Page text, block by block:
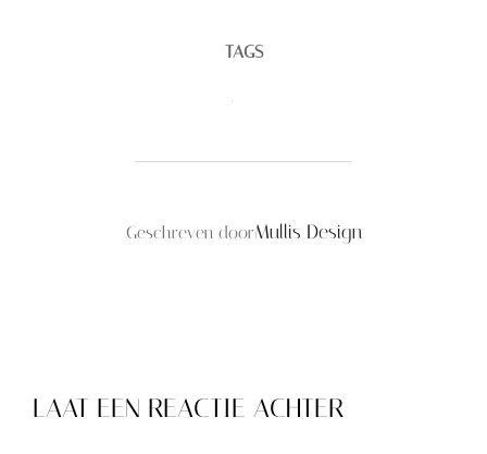
TAGS
,
BERICHTAUTEUR
Geschreven doorMullis Design
LAAT EEN REACTIE ACHTER